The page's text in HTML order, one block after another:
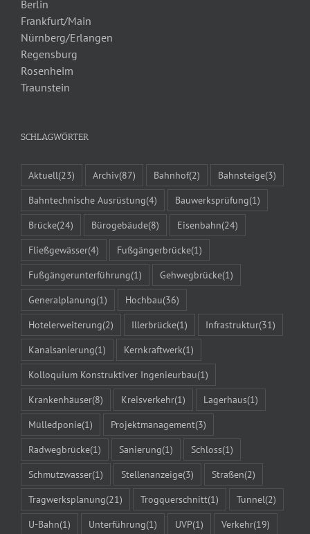
Berlin
Frankfurt/Main
Nürnberg/Erlangen
Regensburg
Rosenheim
Traunstein
SCHLAGWÖRTER
Aktuell(23) Archiv(87) Bahnhof(2) Bahnsteige(3)
Bahntechnische Ausrüstung(4) Bauwerksprüfung(1)
Brücke(24) Bürogebäude(8) Eisenbahn(24)
Fließgewässer(4) Fußgängerbrücke(1)
Fußgängerunterführung(1) Gehwegbrücke(1)
Generalplanung(1) Hochbau(36)
Hotelerweiterung(2) Illerbrücke(1) Infrastruktur(31)
Kanalsanierung(1) Kernkraftwerk(1)
Kolloquium Konstruktiver Ingenieurbau(1)
Krankenhäuser(8) Kreisverkehr(1) Lagerhaus(1)
Mülledponie(1) Projektmanagement(3)
Radwegbrücke(1) Sanierung(1) Schloss(1)
Schmutzwasser(1) Stellenanzeige(3) Straßen(2)
Tragwerksplanung(21) Trogquerschnitt(1) Tunnel(2)
U-Bahn(1) Unterführung(1) UVP(1) Verkehr(19)